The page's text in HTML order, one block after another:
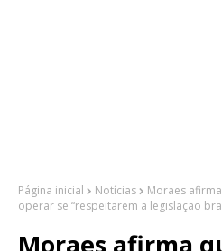
Página inicial Notícias
Moraes
operar se “respeitarem a legislação
Moraes afirma